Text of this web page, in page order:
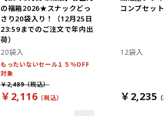
の福箱2026★スナックどっ
さり20袋入り！（12月25日
23:59までのご注文で年内出
荷）
20袋入
もったいないセール１５％OFF
対象
￥2,116
￥2,489
コンプセッ
12袋入
￥2,235